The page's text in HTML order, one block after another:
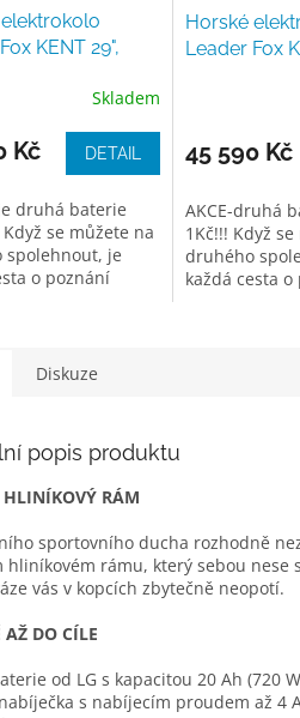
KENT 29",
Skladem
Kč DETAIL
druhá baterie
se můžete na
spolehnout, je
o poznání
Horské
Leader Fox
45 590 Kč
AKCE-druhá
1Kč!!! Když
druhého
každá cesta
Diskuze
popis produktu
HLINÍKOVÝ RÁM
sportovního ducha rozhodně
hliníkovém rámu, který sebou nese
vás v kopcích zbytečně neopotí.
AŽ DO CÍLE
od LG s kapacitou 20 Ah (720
s nabíjecím proudem až 4